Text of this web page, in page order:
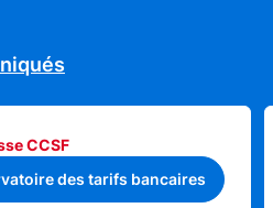
CCSF
des tarifs bancaires